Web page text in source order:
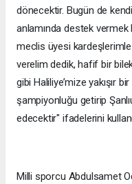
dönecektir. Bugün de
anlamında destek vermek
meclis üyesi
verelim dedik, hafif bir
gibi Haliliye’mize yakışır
şampiyonluğu getirip
edecektir" ifadelerini
Milli sporcu Abdulsamet